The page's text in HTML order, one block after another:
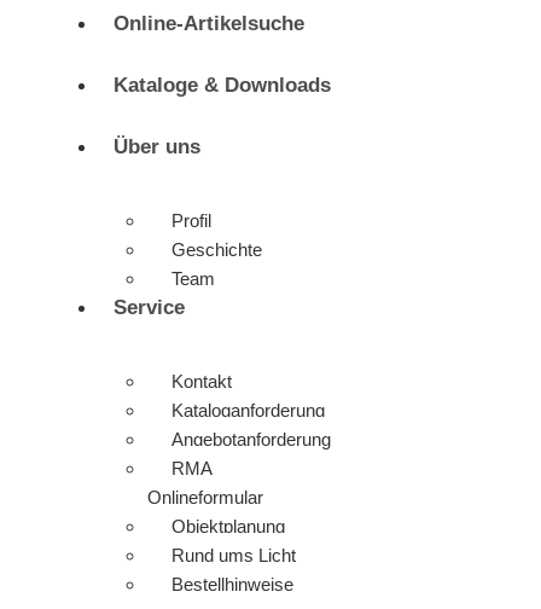
Online-Artikelsuche
Kataloge & Downloads
Über uns
Profil
Geschichte
Team
Service
Kontakt
Kataloganforderung
Angebotanforderung
RMA
Onlineformular
Objektplanung
Rund ums Licht
Bestellhinweise